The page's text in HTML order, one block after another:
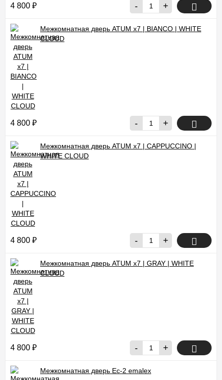
4 800 ₽ - +
Межкомнатная дверь ATUM x7 | BIANCO | WHITE
CLOUD
4 800 ₽ - +
Межкомнатная дверь ATUM x7 | CAPPUCCINO |
WHITE CLOUD
4 800 ₽ - +
Межкомнатная дверь ATUM x7 | GRAY | WHITE
CLOUD
4 800 ₽ - +
Межкомнатная дверь Ec-2 emalex